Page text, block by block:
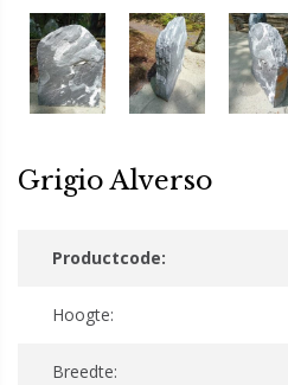
Grigio Alverso
Productcode:
Hoogte:
Breedte: